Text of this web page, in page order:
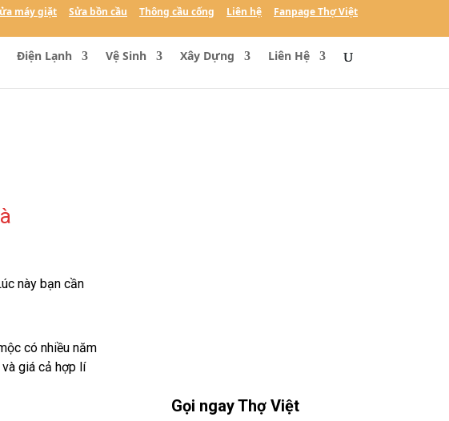
máy giặt Sửa bồn cầu Thông cầu cống Liên hệ Fanpage Thợ Việt
Điện Lạnh Vệ Sinh Xây Dựng Liên Hệ
này bạn cần
có nhiều năm
giá cả hợp lí
Gọi ngay Thợ Việt